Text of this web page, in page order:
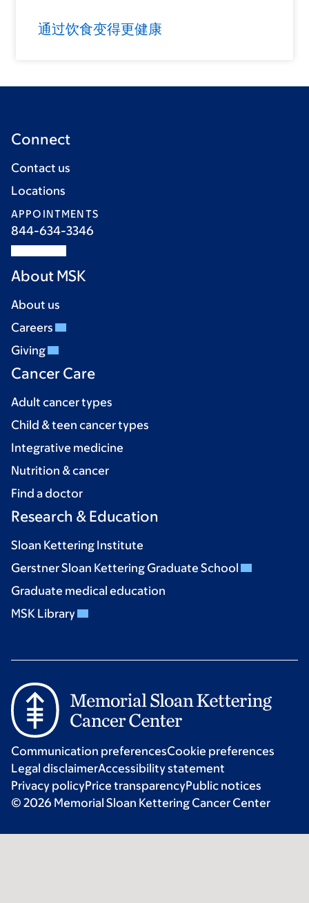
通过饮食变得更健康
Connect
Contact us
Locations
APPOINTMENTS
844-634-3346
About MSK
About us
Careers
Giving
Cancer Care
Adult cancer types
Child & teen cancer types
Integrative medicine
Nutrition & cancer
Find a doctor
Research & Education
Sloan Kettering Institute
Gerstner Sloan Kettering Graduate School
Graduate medical education
MSK Library
Communication preferencesCookie preferences
Legal disclaimerAccessibility statement
Privacy policyPrice transparencyPublic notices
© 2026 Memorial Sloan Kettering Cancer Center